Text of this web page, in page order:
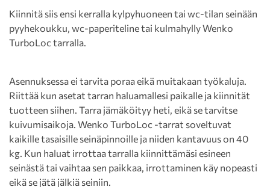
Kiinnitä siis ensi kerralla kylpyhuoneen tai wc-tilan seinään
pyyhekoukku, wc-paperiteline tai kulmahylly Wenko
TurboLoc tarralla.
Asennuksessa ei tarvita poraa eikä muitakaan työkaluja.
Riittää kun asetat tarran haluamallesi paikalle ja kiinnität
tuotteen siihen. Tarra jämäköityy heti, eikä se tarvitse
kuivumisaikoja. Wenko TurboLoc -tarrat soveltuvat
kaikille tasaisille seinäpinnoille ja niiden kantavuus on 40
kg. Kun haluat irrottaa tarralla kiinnittämäsi esineen
seinästä tai vaihtaa sen paikkaa, irrottaminen käy nopeasti
eikä se jätä jälkiä seiniin.